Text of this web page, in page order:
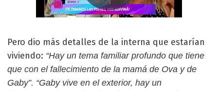
Pero dio más detalles de la interna que estarían
viviendo: “Hay un tema familiar profundo que tiene
que con el fallecimiento de la mamá de Ova y de
Gaby”. “Gaby vive en el exterior, hay un